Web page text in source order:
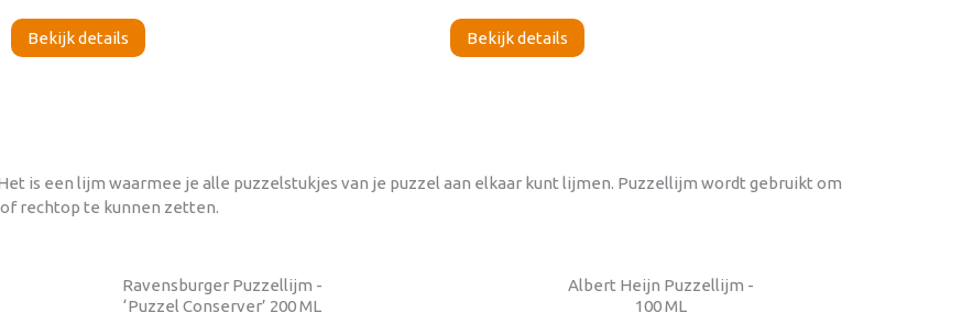
Bekijk details Bekijk details
is een lijm waarmee je alle puzzelstukjes van je puzzel aan elkaar kunt lijmen. Puzzellijm wordt gebruikt om
rechtop te kunnen zetten.
Ravensburger Puzzellijm -
‘Puzzel Conserver’ 200 ML
Albert Heijn Puzzellijm -
100 ML